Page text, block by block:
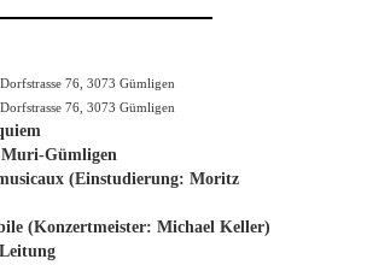
76, 3073 Gümligen
76, 3073 Gümligen
Gümligen
(Einstudierung: Moritz
(Konzertmeister: Michael Keller)